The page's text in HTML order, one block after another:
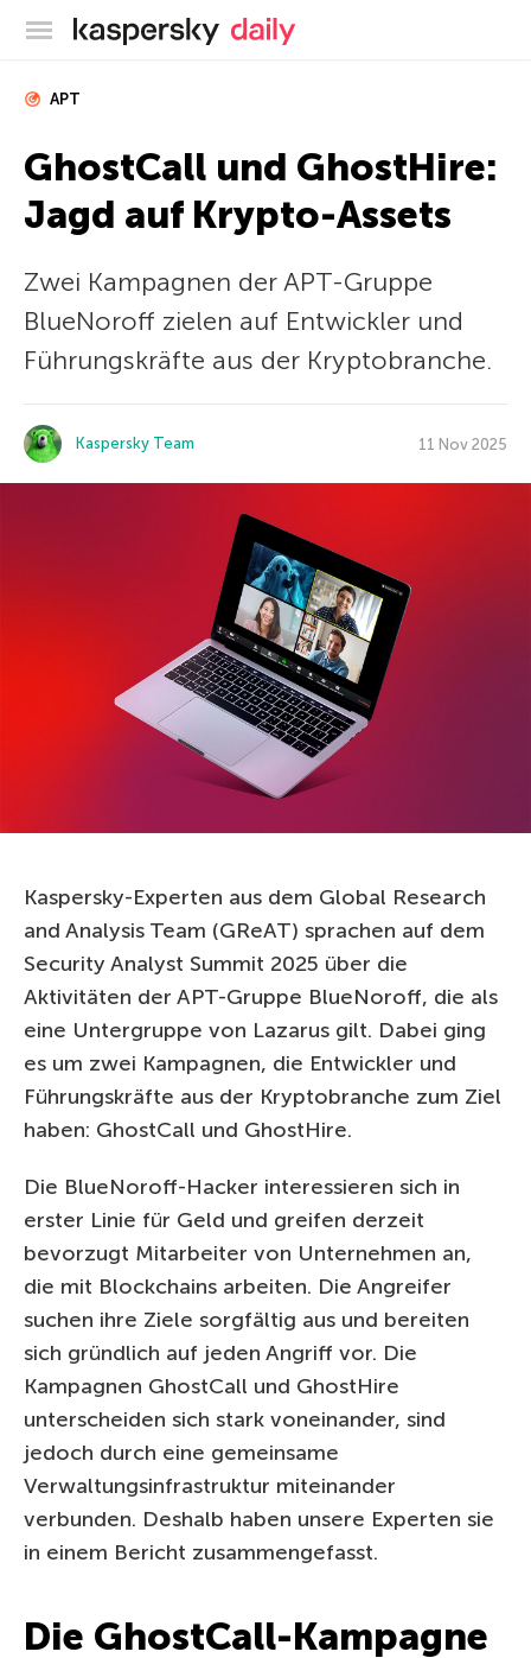
Offizieller Blog von Kaspersky
APT
GhostCall und GhostHire:
Jagd auf Krypto-Assets
Zwei Kampagnen der APT-Gruppe
BlueNoroff zielen auf Entwickler und
Führungskräfte aus der Kryptobranche.
Kaspersky Team 11 Nov 2025
Kaspersky-Experten aus dem Global Research
and Analysis Team (GReAT) sprachen auf dem
Security Analyst Summit 2025 über die
Aktivitäten der APT-Gruppe BlueNoroff, die als
eine Untergruppe von Lazarus gilt. Dabei ging
es um zwei Kampagnen, die Entwickler und
Führungskräfte aus der Kryptobranche zum Ziel
haben: GhostCall und GhostHire.
Die BlueNoroff-Hacker interessieren sich in
erster Linie für Geld und greifen derzeit
bevorzugt Mitarbeiter von Unternehmen an,
die mit Blockchains arbeiten. Die Angreifer
suchen ihre Ziele sorgfältig aus und bereiten
sich gründlich auf jeden Angriff vor. Die
Kampagnen GhostCall und GhostHire
unterscheiden sich stark voneinander, sind
jedoch durch eine gemeinsame
Verwaltungsinfrastruktur miteinander
verbunden. Deshalb haben unsere Experten sie
in einem Bericht zusammengefasst.
Die GhostCall-Kampagne